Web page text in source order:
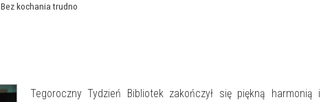
Bez kochania trudno
Tegoroczny Tydzień Bibliotek zakończył się piękną harmonią i